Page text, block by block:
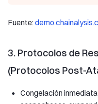
Fuente:
3. Protocolos de
(Protocolos Post-
Congelación